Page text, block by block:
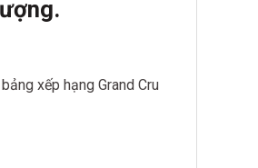
g.
xếp hạng Grand Cru